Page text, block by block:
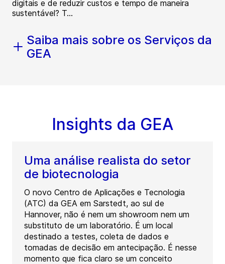
digitais e de reduzir custos e tempo de maneira
sustentável? T...
Saiba mais sobre os Serviços da
GEA
Insights da GEA
Uma análise realista do setor
de biotecnologia
O novo Centro de Aplicações e Tecnologia
(ATC) da GEA em Sarstedt, ao sul de
Hannover, não é nem um showroom nem um
substituto de um laboratório. É um local
destinado a testes, coleta de dados e
tomadas de decisão em antecipação. É nesse
momento que fica claro se um conceito